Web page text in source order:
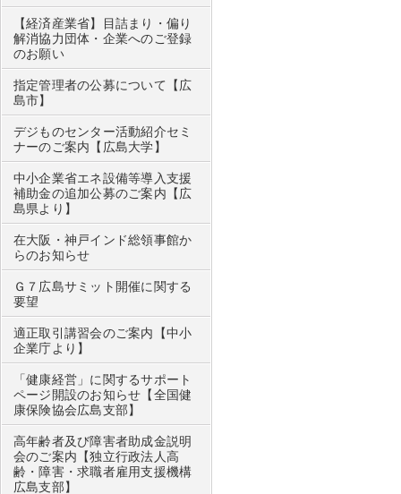
【経済産業省】目詰まり・偏り
解消協力団体・企業へのご登録
のお願い
指定管理者の公募について【広
島市】
デジものセンター活動紹介セミ
ナーのご案内【広島大学】
中小企業省エネ設備等導入支援
補助金の追加公募のご案内【広
島県より】
在大阪・神戸インド総領事館か
らのお知らせ
Ｇ７広島サミット開催に関する
要望
適正取引講習会のご案内【中小
企業庁より】
「健康経営」に関するサポート
ページ開設のお知らせ【全国健
康保険協会広島支部】
高年齢者及び障害者助成金説明
会のご案内【独立行政法人高
齢・障害・求職者雇用支援機構
広島支部】